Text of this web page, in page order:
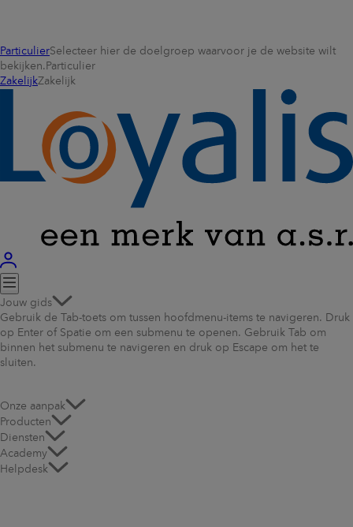
ParticulierSelecteer hier de doelgroep waarvoor je de website wilt
bekijken. Particulier
ZakelijkZakelijk
Jouw gids
Gebruik de Tab-toets om tussen hoofdmenu-items te navigeren. Druk
op Enter of Spatie om een submenu te openen. Gebruik Tab om
binnen het submenu te navigeren en druk op Escape om het te
sluiten.
Onze aanpak
Producten
Diensten
Academy
Helpdesk